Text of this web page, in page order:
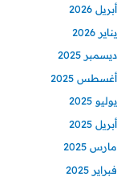
أبريل 2026
يناير 2026
ديسمبر 2025
أغسطس 2025
يوليو 2025
أبريل 2025
مارس 2025
فبراير 2025